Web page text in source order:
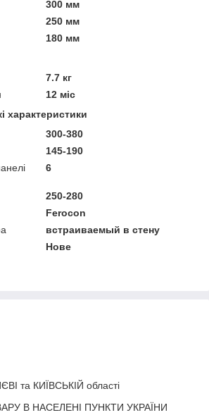
300 мм
250 мм
180 мм
7.7 кг
12 міс
характеристики
300-380
145-190
6
250-280
Ferocon
встраиваемый в стену
Нове
та КИЇВСЬКІЙ області
В НАСЕЛЕНІ ПУНКТИ УКРАЇНИ